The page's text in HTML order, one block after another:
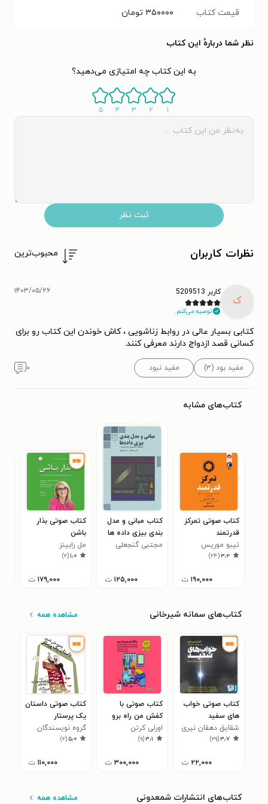
قیمت کتاب ۳۵۰۰۰۰ تومان
نظر شما دربارهٔ این کتاب
به این کتاب چه امتیازی می‌دهید؟
۱ ۲ ۳ ۴ ۵
ثبت نظر
نظرات کاربران محبوب‌ترین
ک
کاربر 5209513
توصیه می‌کنم.
۱۴۰۳/۰۵/۲۶
کتابی بسیار عالی در روابط زناشویی ، کاش خوندن این کتاب رو برای
کسانی قصد ازدواج دارند معرفی کنند.
مفید بود (۳) مفید نبود ۰
کتاب‌های مشابه
کتاب صوتی تمرکز
قدرتمند
تیبو موریس
۳٫۲(۲۴)
۱۹۰,۰۰۰ ت
کتاب مبانی و مدل
بندی بیزی داده ها
مجتبی گنجعلی
۱۲۵,۰۰۰ ت
کتاب صوتی بذار
باشن
مل رابینز
۱٫۰(۲)
۱۷۹,۰۰۰ ت
کتاب‌های سمانه شیرخانی مشاهده همه
کتاب صوتی خواب
های سفید
شقایق دهقان نیری
۳٫۷(۲۹)
۲۲,۰۰۰ ت
کتاب صوتی با
کفش من راه برو
اورلی کرتن
۳٫۱(۹)
۳۰۰,۰۰۰ ت
کتاب صوتی داستان
یک پرستار
گروه نویسندگان
۵٫۰(۲)
۱۱۰,۰۰۰ ت
کتاب‌های انتشارات شمعدونی مشاهده همه